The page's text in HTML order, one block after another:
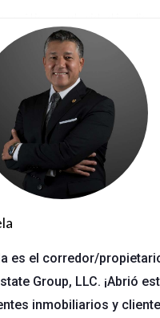
cliente y actuar en su mejor
de éxito que ilustran
La Venta Ética
inmobiliaria que ha trabajado
años. Su enfoque siempre
primero. Un día,
primera casa. En lugar de
financieras. Les mostró
algunas que estaban fuera
momento decisivo llegó
es el corredor/
Group, LLC. ¡Abrió
inmobiliarios y